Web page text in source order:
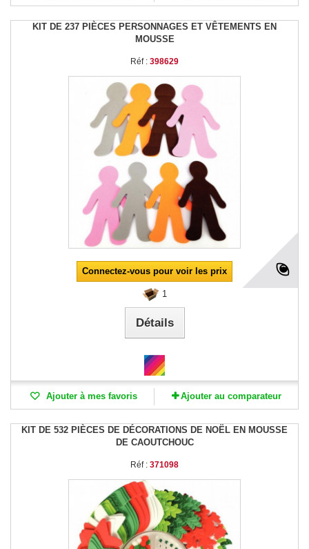
KIT DE 237 PIÈCES PERSONNAGES ET VÊTEMENTS EN
MOUSSE
Réf : 398629
Connectez-vous pour voir les prix
1
Détails
Ajouter à mes favoris Ajouter au comparateur
KIT DE 532 PIÈCES DE DÉCORATIONS DE NOËL EN MOUSSE
DE CAOUTCHOUC
Réf : 371098